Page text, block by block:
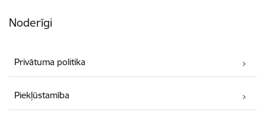
Noderīgi
Privātuma politika
Piekļūstamība